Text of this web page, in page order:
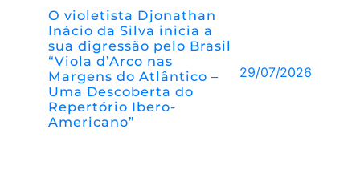
O violetista Djonathan
Inácio da Silva inicia a
sua digressão pelo Brasil
“Viola d’Arco nas
Margens do Atlântico –
Uma Descoberta do
Repertório Ibero-
Americano”
29/07/2026